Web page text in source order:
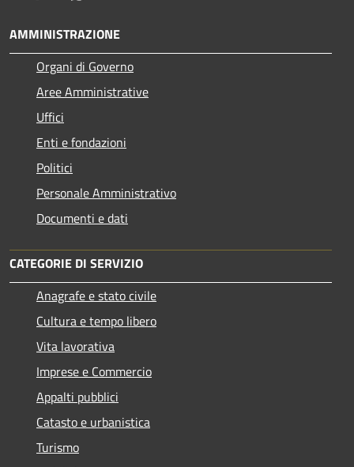
AMMINISTRAZIONE
Organi di Governo
Aree Amministrative
Uffici
Enti e fondazioni
Politici
Personale Amministrativo
Documenti e dati
CATEGORIE DI SERVIZIO
Anagrafe e stato civile
Cultura e tempo libero
Vita lavorativa
Imprese e Commercio
Appalti pubblici
Catasto e urbanistica
Turismo